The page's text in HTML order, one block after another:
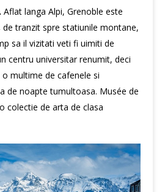
Aflat langa Alpi, Grenoble este
tranzit spre statiunile montane,
sa il vizitati veti fi uimiti de
centru universitar renumit, deci
multime de cafenele si
de noapte tumultoasa. Musée de
colectie de arta de clasa